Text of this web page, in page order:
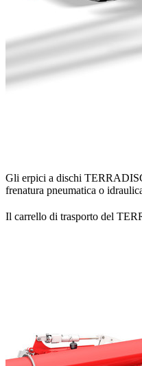
Gli erpici a dischi
frenatura pneumatica o
Il carrello di trasporto del